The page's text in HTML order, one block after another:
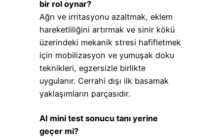
bir rol oynar?
Ağrı ve irritasyonu azaltmak, eklem
hareketliliğini artırmak ve sinir kökü
üzerindeki mekanik stresi hafifletmek
için mobilizasyon ve yumuşak doku
teknikleri, egzersizle birlikte
uygulanır. Cerrahi dışı ilk basamak
yaklaşımların parçasıdır.
AI mini test sonucu tanı yerine
geçer mi?